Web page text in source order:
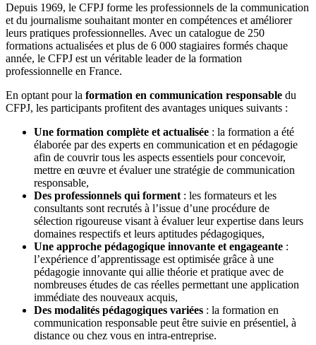
Depuis 1969, le CFPJ forme les professionnels de la communication
et du journalisme souhaitant monter en compétences et améliorer
leurs pratiques professionnelles. Avec un catalogue de 250
formations actualisées et plus de 6 000 stagiaires formés chaque
année, le CFPJ est un véritable leader de la formation
professionnelle en France.
En optant pour la formation en communication responsable du
CFPJ, les participants profitent des avantages uniques suivants :
Une formation complète et actualisée : la formation a été
élaborée par des experts en communication et en pédagogie
afin de couvrir tous les aspects essentiels pour concevoir,
mettre en œuvre et évaluer une stratégie de communication
responsable,
Des professionnels qui forment : les formateurs et les
consultants sont recrutés à l’issue d’une procédure de
sélection rigoureuse visant à évaluer leur expertise dans leurs
domaines respectifs et leurs aptitudes pédagogiques,
Une approche pédagogique innovante et engageante :
l’expérience d’apprentissage est optimisée grâce à une
pédagogie innovante qui allie théorie et pratique avec de
nombreuses études de cas réelles permettant une application
immédiate des nouveaux acquis,
Des modalités pédagogiques variées : la formation en
communication responsable peut être suivie en présentiel, à
distance ou chez vous en intra-entreprise.